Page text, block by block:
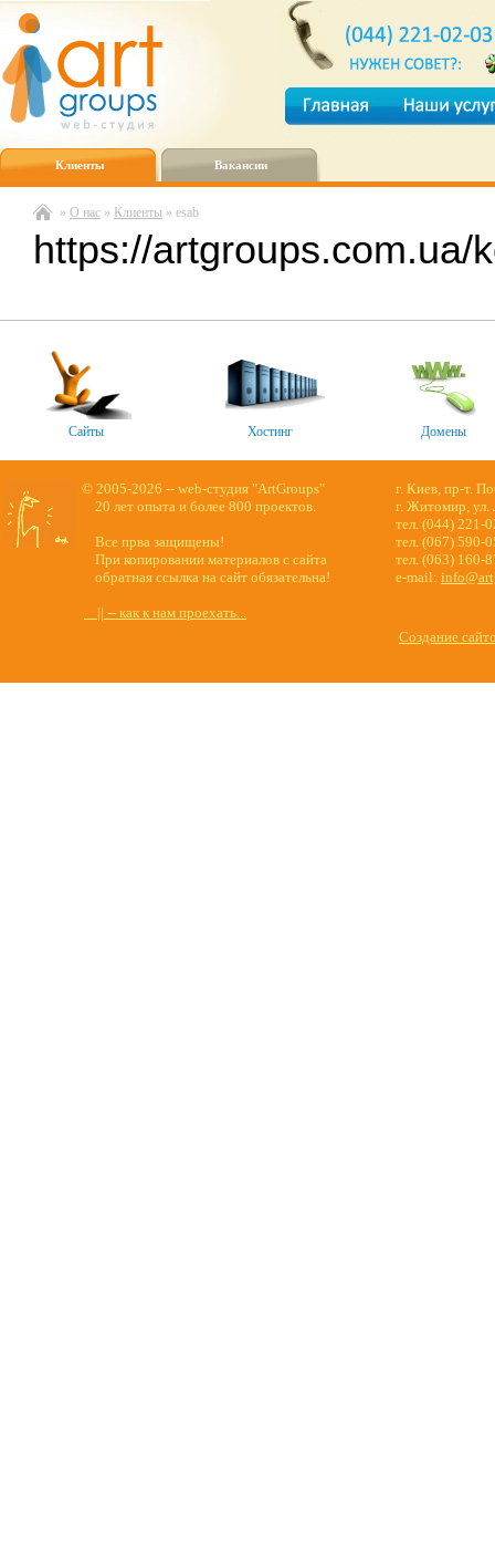
Клиенты Вакансии
» О нас » Клиенты » esab
https://artgroups.com.ua/
Сайты Хостинг Домены
© 2005-2026 -- web-студия "ArtGroups"
20 лет опыта и более 800 проектов.
Все прва защищены!
При копировании материалов с сайта
обратная ссылка на сайт обязательна!
|| -- как к нам проехать...
г. Киев, пр-т.
г. Житомир, ул.
тел. (044) 221-
тел. (067) 590-
тел. (063) 160-
e-mail:
Создание